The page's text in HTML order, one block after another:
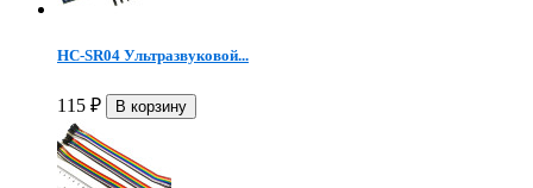
HC-SR04 Ультразвуковой...
115 ₽